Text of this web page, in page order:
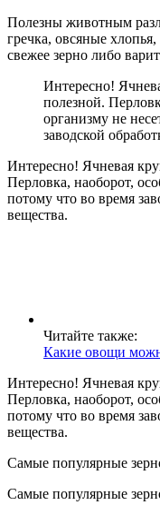
Полезны животным
гречка, овсяные
свежее зерно либо
Интересно!
полезной.
организму не
заводской
Интересно! Ячневая
Перловка, наоборот,
потому что во время
вещества.
Читайте также:
Какие овощи
Интересно! Ячневая
Перловка, наоборот,
потому что во время
вещества.
Самые популярные
Самые популярные